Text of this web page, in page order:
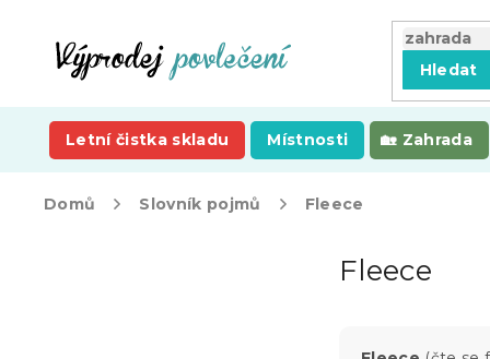
Hledat
Letní čistka skladu Místnosti Zahrada
Domů Slovník pojmů Fleece
Fleece